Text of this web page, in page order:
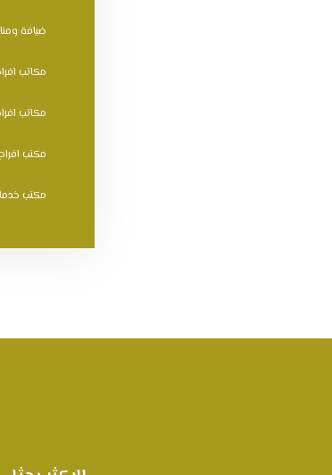
ضيافة
مكاتب
مكاتب
مكتب
مكتب